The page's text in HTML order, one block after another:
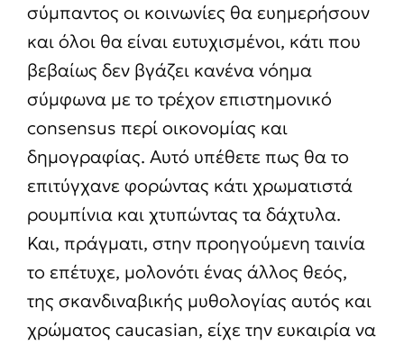
σύμπαντος οι κοινωνίες θα ευημερήσουν
και όλοι θα είναι ευτυχισμένοι, κάτι που
βεβαίως δεν βγάζει κανένα νόημα
σύμφωνα με το τρέχον επιστημονικό
consensus περί οικονομίας και
δημογραφίας. Αυτό υπέθετε πως θα το
επιτύγχανε φορώντας κάτι χρωματιστά
ρουμπίνια και χτυπώντας τα δάχτυλα.
Και, πράγματι, στην προηγούμενη ταινία
το επέτυχε, μολονότι ένας άλλος θεός,
της σκανδιναβικής μυθολογίας αυτός και
χρώματος caucasian, είχε την ευκαιρία να